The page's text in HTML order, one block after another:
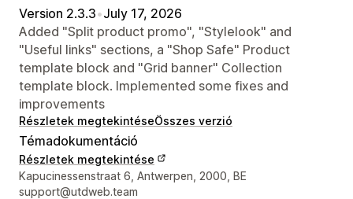
Version 2.3.3•July 17, 2026
Added "Split product promo", "Stylelook" and
"Useful links" sections, a "Shop Safe" Product
template block and "Grid banner" Collection
template block. Implemented some fixes and
improvements
Részletek megtekintéseÖsszes verzió
Témadokumentáció
Részletek megtekintése
Dizájner kapcsolattartási adatai
Kapucinessenstraat 6, Antwerpen, 2000, BE
support@utdweb.team